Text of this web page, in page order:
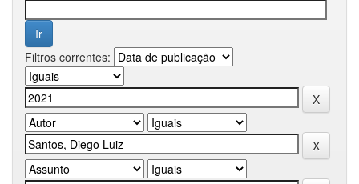
Filtros correntes: